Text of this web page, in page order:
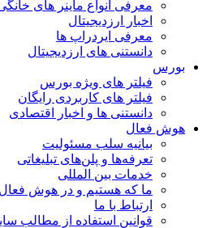
معرفی انواع ماینر های
اخبار ارزدیجیتال
معرفی ایردراپ ها
دانستنی های ارزدیجیتال
بورس
فیلتر های ویژه بورس
فیلتر های کاربردی رایگان
دانستنی ها و اخبار اقتصادی
هوش فعال
بیانیه سلب مسئولیت
تعرفه‌ها و پلن‌های تبلیغاتی
خدمات بین المللی
ما که هستیم و در هوش
ارتباط با ما
قوانین استفاده از مطالب